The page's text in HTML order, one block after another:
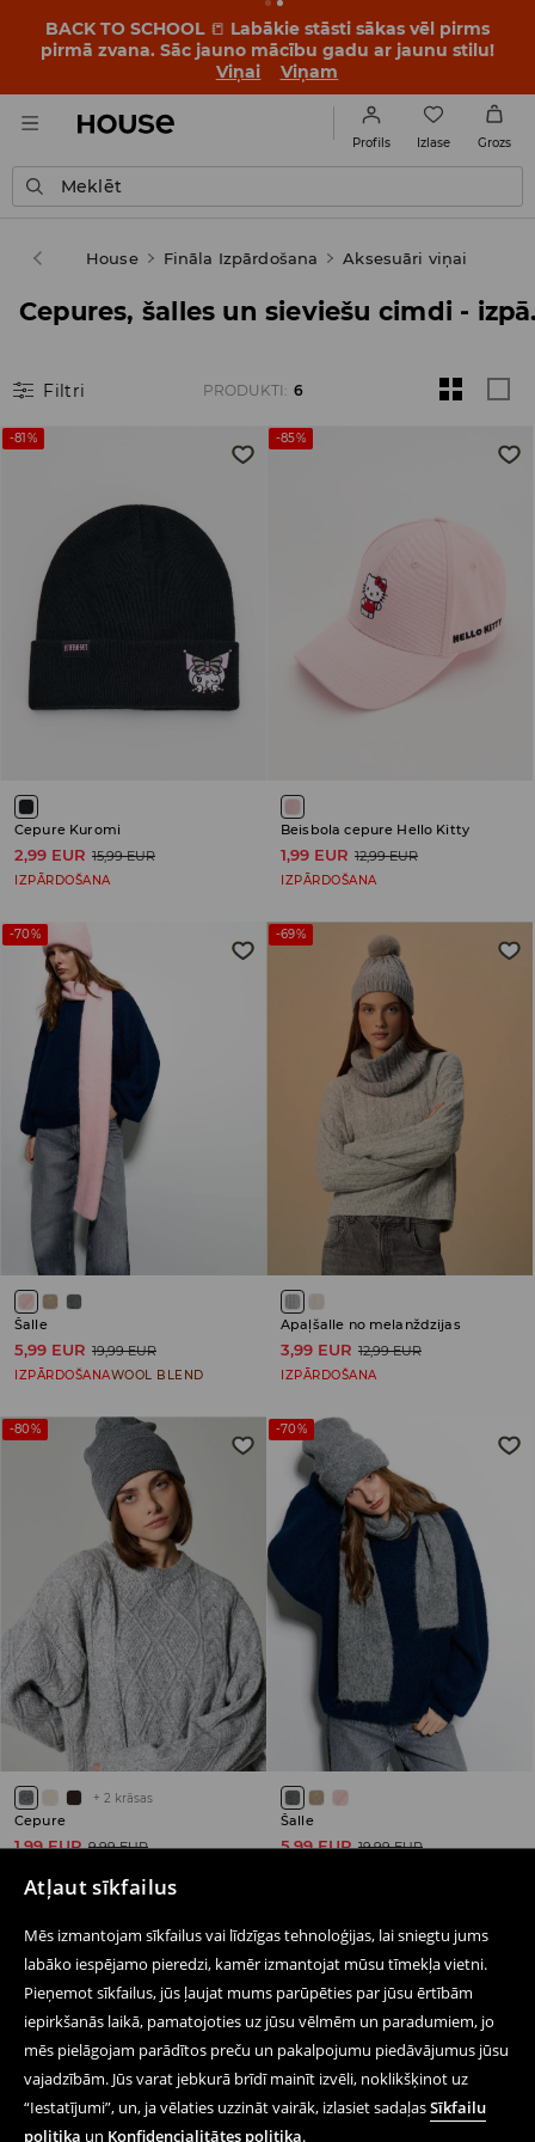
Atļaut sīkfailus
Mēs izmantojam sīkfailus vai līdzīgas tehnoloģijas, lai sniegtu jums
labāko iespējamo pieredzi, kamēr izmantojat mūsu tīmekļa vietni.
Pieņemot sīkfailus, jūs ļaujat mums parūpēties par jūsu ērtībām
iepirkšanās laikā, pamatojoties uz jūsu vēlmēm un paradumiem, jo
mēs pielāgojam parādītos preču un pakalpojumu piedāvājumus jūsu
vajadzībām. Jūs varat jebkurā brīdī mainīt izvēli, noklikšķinot uz
“Iestatījumi”, un, ja vēlaties uzzināt vairāk, izlasiet sadaļasSīkfailu
politika un Konfidencialitātes politika.
BACK TO SCHOOL 📒 Labākie stāsti sākas vēl pirms
pirmā zvana. Sāc jauno mācību gadu ar jaunu stilu!
Viņai
Viņam
Profils Izlase Grozs
Meklēt
House Fināla Izpārdošana Aksesuāri viņai
Filtri PRODUKTI : 6
-81%
Cepure Kuromi
2,99 EUR 15,99 EUR
IZPĀRDOŠANA
-85%
Beisbola cepure Hello Kitty
1,99 EUR 12,99 EUR
IZPĀRDOŠANA
-70%
Šalle
5,99 EUR 19,99 EUR
IZPĀRDOŠANAWOOL BLEND
-69%
Apaļšalle no melanždzijas
3,99 EUR 12,99 EUR
IZPĀRDOŠANA
-80%
+ 2 krāsas
Cepure
1,99 EUR 9,99 EUR
-70%
Šalle
5,99 EUR 19,99 EUR
Seko mums
Palīdzība un saziņa